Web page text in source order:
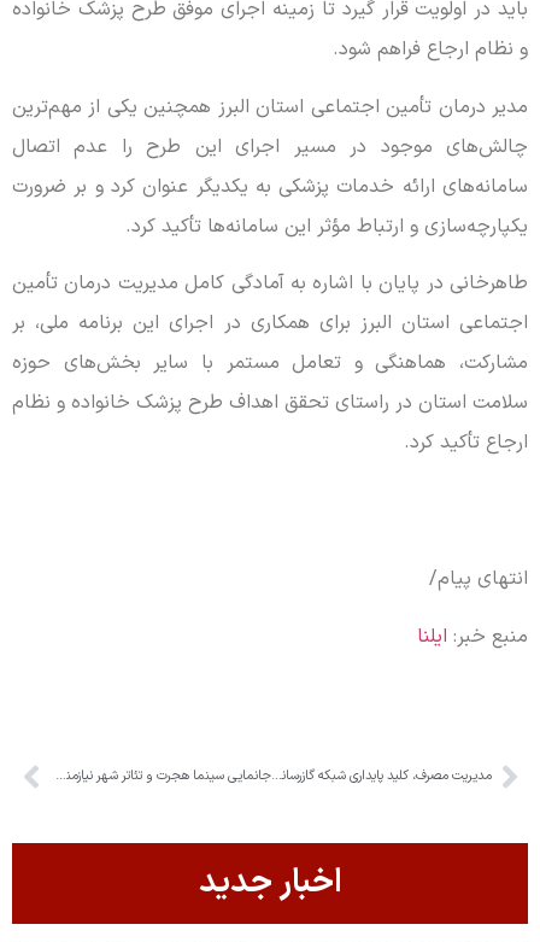
باید در اولویت قرار گیرد تا زمینه اجرای موفق طرح پزشک خانواده
و نظام ارجاع فراهم شود.
مدیر درمان تأمین اجتماعی استان البرز همچنین یکی از مهم‌ترین
چالش‌های موجود در مسیر اجرای این طرح را عدم اتصال
سامانه‌های ارائه خدمات پزشکی به یکدیگر عنوان کرد و بر ضرورت
یکپارچه‌سازی و ارتباط مؤثر این سامانه‌ها تأکید کرد.
طاهرخانی در پایان با اشاره به آمادگی کامل مدیریت درمان تأمین
اجتماعی استان البرز برای همکاری در اجرای این برنامه ملی، بر
مشارکت، هماهنگی و تعامل مستمر با سایر بخش‌های حوزه
سلامت استان در راستای تحقق اهداف طرح پزشک خانواده و نظام
ارجاع تأکید کرد.
انتهای پیام/
منبع خبر: ایلنا
مدیریت مصرف، کلید پایداری شبکه گازرسانی در البرز جانمایی سینما هجرت و تئاتر شهر نیازمند بررسی کارشناسی و تصمیم‌گیری جامع در شورا است
اخبار جدید